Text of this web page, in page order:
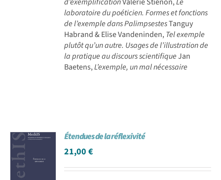
laboratoire du poéticien. Formes et fonctions
de l’exemple dans PalimpsestesTanguy
Habrand & Elise Vandeninden,Tel exemple
plutôt qu’un autre. Usages de l’illustration de
la pratique au discours scientifiqueJan
Baetens,L’exemple, un mal nécessaire
Étendues de la réflexivité
21,00€